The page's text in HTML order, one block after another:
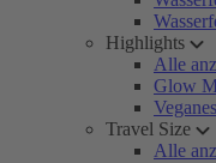
Highlights
Alle
Glow
Travel Size
Alle